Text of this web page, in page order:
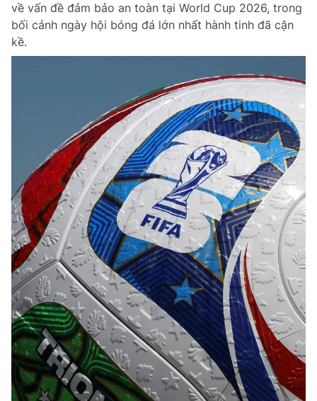
về vấn đề đảm bảo an toàn tại World Cup 2026, trong
bối cảnh ngày hội bóng đá lớn nhất hành tinh đã cận
kề.